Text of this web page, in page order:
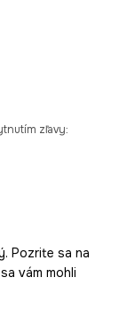
zľavy:
Pozrite sa na
vám mohli